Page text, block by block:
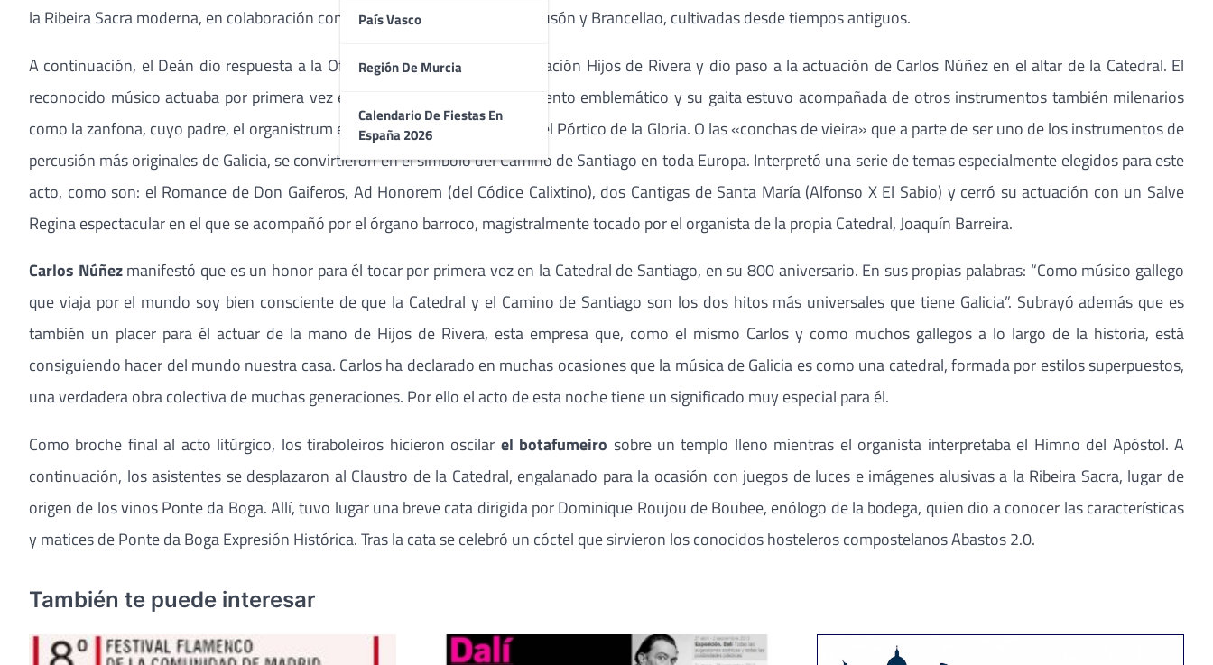
País Vasco
Región De Murcia
Calendario De Fiestas En
España 2026
la Ribeira Sacra moderna, en colaboración con las variedades Merenzao, Sousón y Brancellao, cultivadas desde tiempos antiguos.
A continuación, el Deán dio respuesta a la Ofrenda realizada por la Corporación Hijos de Rivera y dio paso a la actuación de Carlos Núñez en el altar de la Catedral. El
reconocido músico actuaba por primera vez en su carrera en este monumento emblemático y su gaita estuvo acompañada de otros instrumentos también milenarios
como la zanfona, cuyo padre, el organistrum es el instrumento que preside el Pórtico de la Gloria. O las «conchas de vieira» que a parte de ser uno de los instrumentos de
percusión más originales de Galicia, se convirtieron en el símbolo del Camino de Santiago en toda Europa. Interpretó una serie de temas especialmente elegidos para este
acto, como son: el Romance de Don Gaiferos, Ad Honorem (del Códice Calixtino), dos Cantigas de Santa María (Alfonso X El Sabio) y cerró su actuación con un Salve
Regina espectacular en el que se acompañó por el órgano barroco, magistralmente tocado por el organista de la propia Catedral, Joaquín Barreira.
Carlos Núñezmanifestó que es un honor para él tocar por primera vez en la Catedral de Santiago, en su 800 aniversario. En sus propias palabras: “Como músico gallego
que viaja por el mundo soy bien consciente de que la Catedral y el Camino de Santiago son los dos hitos más universales que tiene Galicia”. Subrayó además que es
también un placer para él actuar de la mano de Hijos de Rivera, esta empresa que, como el mismo Carlos y como muchos gallegos a lo largo de la historia, está
consiguiendo hacer del mundo nuestra casa. Carlos ha declarado en muchas ocasiones que la música de Galicia es como una catedral, formada por estilos superpuestos,
una verdadera obra colectiva de muchas generaciones. Por ello el acto de esta noche tiene un significado muy especial para él.
Como broche final al acto litúrgico, los tiraboleiros hicieron oscilar el botafumeiro sobre un templo lleno mientras el organista interpretaba el Himno del Apóstol. A
continuación, los asistentes se desplazaron al Claustro de la Catedral, engalanado para la ocasión con juegos de luces e imágenes alusivas a la Ribeira Sacra, lugar de
origen de los vinos Ponte da Boga. Allí, tuvo lugar una breve cata dirigida por Dominique Roujou de Boubee, enólogo de la bodega, quien dio a conocer las características
y matices de Ponte da Boga Expresión Histórica. Tras la cata se celebró un cóctel que sirvieron los conocidos hosteleros compostelanos Abastos 2.0.
También te puede interesar